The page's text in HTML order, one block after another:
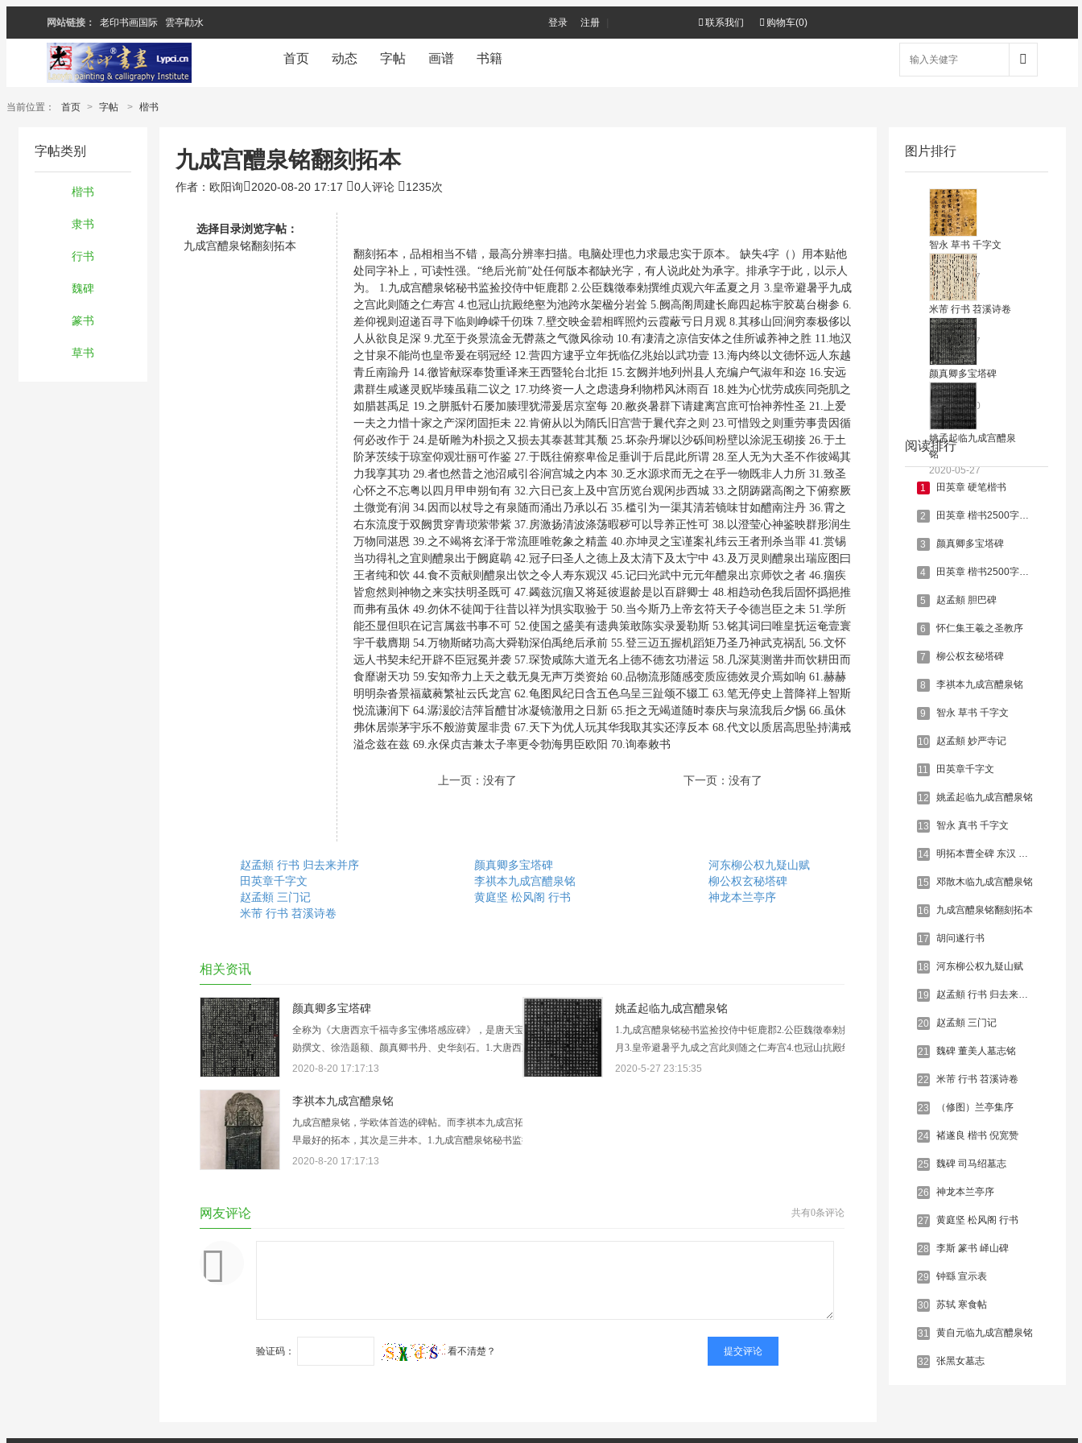
网站链接： 老印书画国际 雲亭勸水 登录 注册 联系我们 购物车(0)
首页 动态 字帖 画谱 书籍
当前位置： 首页 > 字帖 > 楷书
字帖类别
楷书
隶书
行书
魏碑
篆书
草书
九成宫醴泉铭翻刻拓本
作者：欧阳询 2020-08-20 17:17 0人评论 1235次
选择目录浏览字帖：
九成宫醴泉铭翻刻拓本
翻刻拓本，品相相当不错，最高分辨率扫描。电脑处理也力求最忠实于原本。 缺失4字（）用本贴他
处同字补上，可读性强。“绝后光前”处任何版本都缺光字，有人说此处为承字。排承字于此，以示人
为。 1.九成宫醴泉铭秘书监捡挍侍中钜鹿郡 2.公臣魏徵奉勑撰维贞观六年孟夏之月 3.皇帝避暑乎九成
之宫此则随之仁寿宫 4.也冠山抗殿绝壑为池跨水架楹分岩耸 5.阙高阁周建长廊四起栋宇胶葛台榭参 6.
差仰视则迢递百寻下临则峥嵘千仞珠 7.壁交映金碧相晖照灼云霞蔽亏日月观 8.其移山回涧穷泰极侈以
人从欲良足深 9.尤至于炎景流金无欎蒸之气微风徐动 10.有凄清之凉信安体之佳所诚养神之胜 11.地汉
之甘泉不能尚也皇帝爰在弱冠经 12.营四方逮乎立年抚临亿兆始以武功壹 13.海内终以文德怀远人东越
青丘南踰丹 14.徼皆献琛奉贽重译来王西暨轮台北拒 15.玄阙并地列州县人充编户气淑年和迩 16.安远
肃群生咸遂灵贶毕臻虽藉二议之 17.功终资一人之虑遗身利物栉风沐雨百 18.姓为心忧劳成疾同尧肌之
如腊甚禹足 19.之胼胝针石屡加腠理犹滞爰居京室每 20.敝炎暑群下请建离宫庶可怡神养性圣 21.上爱
一夫之力惜十家之产深闭固拒未 22.肯俯从以为隋氏旧宫营于曩代弃之则 23.可惜毁之则重劳事贵因循
何必改作于 24.是斫雕为朴损之又损去其泰甚茸其颓 25.坏杂丹墀以沙砾间粉壁以涂泥玉砌接 26.于土
阶茅茨续于琼室仰观壮丽可作鉴 27.于既往俯察卑俭足垂训于后昆此所谓 28.至人无为大圣不作彼竭其
力我享其功 29.者也然昔之池沼咸引谷涧宫城之内本 30.乏水源求而无之在乎一物既非人力所 31.致圣
心怀之不忘粤以四月甲申朔旬有 32.六日已亥上及中宫历览台观闲步西城 33.之阴踌躇高阁之下俯察厥
土微觉有润 34.因而以杖导之有泉随而涌出乃承以石 35.槛引为一渠其清若镜味甘如醴南注丹 36.霄之
右东流度于双阙贯穿青琐萦带紫 37.房激扬清波涤荡暇秽可以导养正性可 38.以澄莹心神鉴映群形润生
万物同湛恩 39.之不竭将玄泽于常流匪唯乾象之精盖 40.亦坤灵之宝谨案礼纬云王者刑杀当罪 41.赏锡
当功得礼之宜则醴泉出于阙庭鹖 42.冠子曰圣人之德上及太清下及太宁中 43.及万灵则醴泉出瑞应图曰
王者纯和饮 44.食不贡献则醴泉出饮之令人寿东观汉 45.记曰光武中元元年醴泉出京师饮之者 46.痼疾
皆愈然则神物之来实扶明圣既可 47.蠲兹沉痼又将延彼遐龄是以百辟卿士 48.相趋动色我后固怀撝挹推
而弗有虽休 49.勿休不徒闻于往昔以祥为惧实取验于 50.当今斯乃上帝玄符天子令德岂臣之未 51.学所
能丕显但职在记言属兹书事不可 52.使国之盛美有遗典策敢陈实录爰勒斯 53.铭其词曰唯皇抚运奄壹寰
宇千载膺期 54.万物斯睹功高大舜勒深伯禹绝后承前 55.登三迈五握机蹈矩乃圣乃神武克祸乱 56.文怀
远人书契未纪开辟不臣冠冕并袭 57.琛贽咸陈大道无名上德不德玄功潜运 58.几深莫测凿井而饮耕田而
食靡谢天功 59.安知帝力上天之载无臭无声万类资始 60.品物流形随感变质应德效灵介焉如响 61.赫赫
明明杂沓景福葳蕤繁祉云氏龙宫 62.龟图凤纪日含五色乌呈三趾颂不辍工 63.笔无停史上普降祥上智斯
悦流谦润下 64.潺湲皎洁萍旨醴甘冰凝镜澈用之日新 65.拒之无竭道随时泰庆与泉流我后夕惕 66.虽休
弗休居崇茅宇乐不般游黄屋非贵 67.天下为优人玩其华我取其实还淳反本 68.代文以质居高思坠持满戒
溢念兹在兹 69.永保贞吉兼太子率更令勃海男臣欧阳 70.询奉敕书
上一页：没有了 下一页：没有了
赵孟頫 行书 归去来并序 颜真卿多宝塔碑
河东柳公权九疑山赋
田英章千字文
李祺本九成宫醴泉铭
柳公权玄秘塔碑
赵孟頫 三门记
黄庭坚 松风阁 行书
神龙本兰亭序
米芾 行书 苕溪诗卷
相关资讯
颜真卿多宝塔碑
全称为《大唐西京千福寺多宝佛塔感应碑》，是唐天宝十一年（752年）岑
勋撰文、徐浩题额、颜真卿书丹、史华刻石。1.大唐西京千福寺多宝佛塔感
应碑文南2.阳岑勋撰朝议郎判尚书武部员外郎琅3.邪颜真卿书朝散大夫检校
2020-8-20 17:17:13
姚孟起临九成宫醴泉铭
1.九成宫醴泉铭秘书监捡挍侍中钜鹿郡2.公臣魏徵奉勑撰维贞观六年孟夏之
月3.皇帝避暑乎九成之宫此则随之仁寿宫4.也冠山抗殿绝壑为池跨水架楹分
岩耸5.阙高阁周建长廊四起栋宇胶葛台榭参6.差仰视则迢递百寻下临则峥嵘
2020-5-27 23:15:35
李祺本九成宫醴泉铭
九成宫醴泉铭，学欧体首选的碑帖。而李祺本九成宫拓本则被普遍认为是最
早最好的拓本，其次是三井本。1.九成宫醴泉铭秘书监捡挍侍中钜鹿郡2.公
臣魏徵奉勑撰维贞观六年孟夏之月3.皇帝避暑乎九成之宫此则随之仁寿宫4.
2020-8-20 17:17:13
共有0条评论
网友评论
验证码： 看不清楚？
图片排行
智永 草书 千字文
2020-05-27
米芾 行书 苕溪诗卷
2020-05-27
颜真卿多宝塔碑
2020-08-20
姚孟起临九成宫醴泉
铭
2020-05-27
阅读排行
1 田英章 硬笔楷书
2 田英章 楷书2500字简体
3 颜真卿多宝塔碑
4 田英章 楷书2500字繁体
5 赵孟頫 胆巴碑
6 怀仁集王羲之圣教序
7 柳公权玄秘塔碑
8 李祺本九成宫醴泉铭
9 智永 草书 千字文
10 赵孟頫 妙严寺记
11 田英章千字文
12 姚孟起临九成宫醴泉铭
13 智永 真书 千字文
14 明拓本曹全碑 东汉 隶书
15 邓散木临九成宫醴泉铭
16 九成宫醴泉铭翻刻拓本
17 胡问遂行书
18 河东柳公权九疑山赋
19 赵孟頫 行书 归去来并序
20 赵孟頫 三门记
21 魏碑 董美人墓志铭
22 米芾 行书 苕溪诗卷
23 （修图）兰亭集序
24 褚遂良 楷书 倪宽赞
25 魏碑 司马绍墓志
26 神龙本兰亭序
27 黄庭坚 松风阁 行书
28 李斯 篆书 峄山碑
29 钟繇 宣示表
30 苏轼 寒食帖
31 黄自元临九成宫醴泉铭
32 张黑女墓志